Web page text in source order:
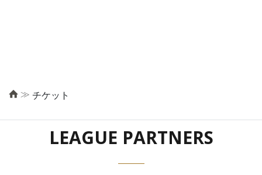
≫ チケット
LEAGUE PARTNERS